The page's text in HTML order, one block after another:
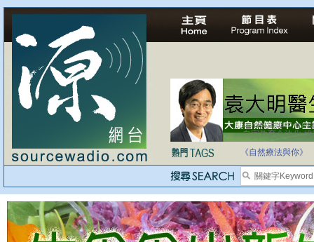
自家教育合法化-
《自然療法與你》